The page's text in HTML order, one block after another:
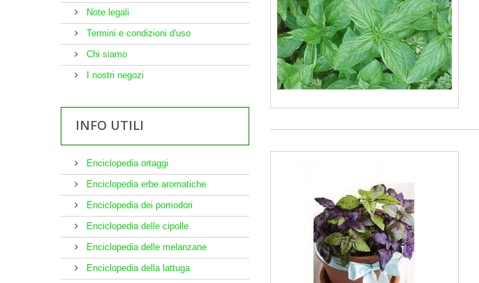
Note legali
Termini e condizioni d'uso
Chi siamo
I nostri negozi
INFO UTILI
Enciclopedia ortaggi
Enciclopedia erbe aromatiche
Enciclopedia dei pomodori
Enciclopedia delle cipolle
Enciclopedia delle melanzane
Enciclopedia della lattuga